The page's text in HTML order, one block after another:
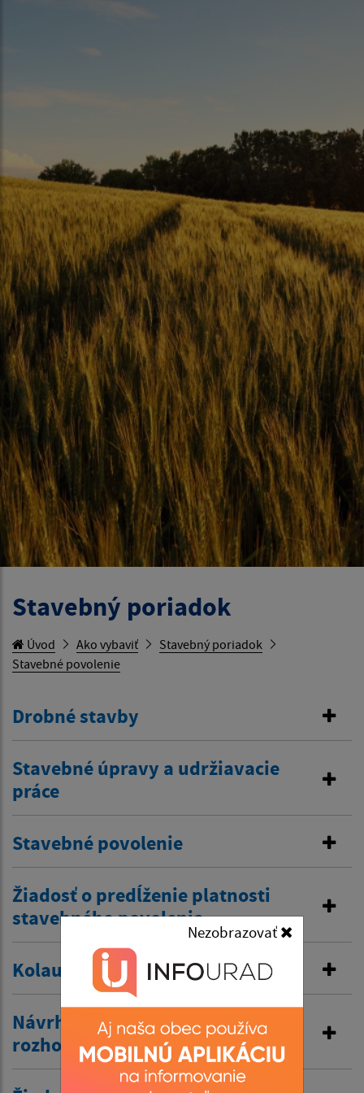
Nezobrazovať
Stavebný poriadok
Úvod Ako vybaviť
Stavebný poriadok
Stavebné povolenie
Drobné stavby
Stavebné úpravy a udržiavacie
práce
Stavebné povolenie
Žiadosť o predĺženie platnosti
stavebného povolenia
Kolaudačné rozhodnutie
Návrh na vydanie územného
rozhodnutia